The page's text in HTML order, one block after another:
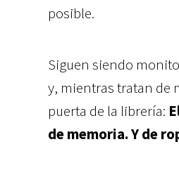
posible.
Siguen siendo
y, mientras tratan de
puerta de la librería:
de memoria. Y de